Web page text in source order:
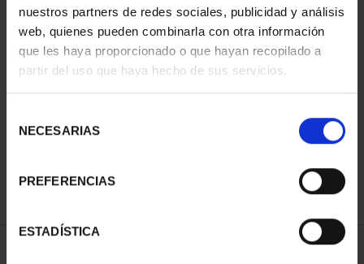
nuestros partners de redes sociales, publicidad y análisis
web, quienes pueden combinarla con otra información
que les haya proporcionado o que hayan recopilado a
partir del uso que haya hecho de sus servicios.
NECESARIAS
PREFERENCIAS
ESTADÍSTICA
73,00 €